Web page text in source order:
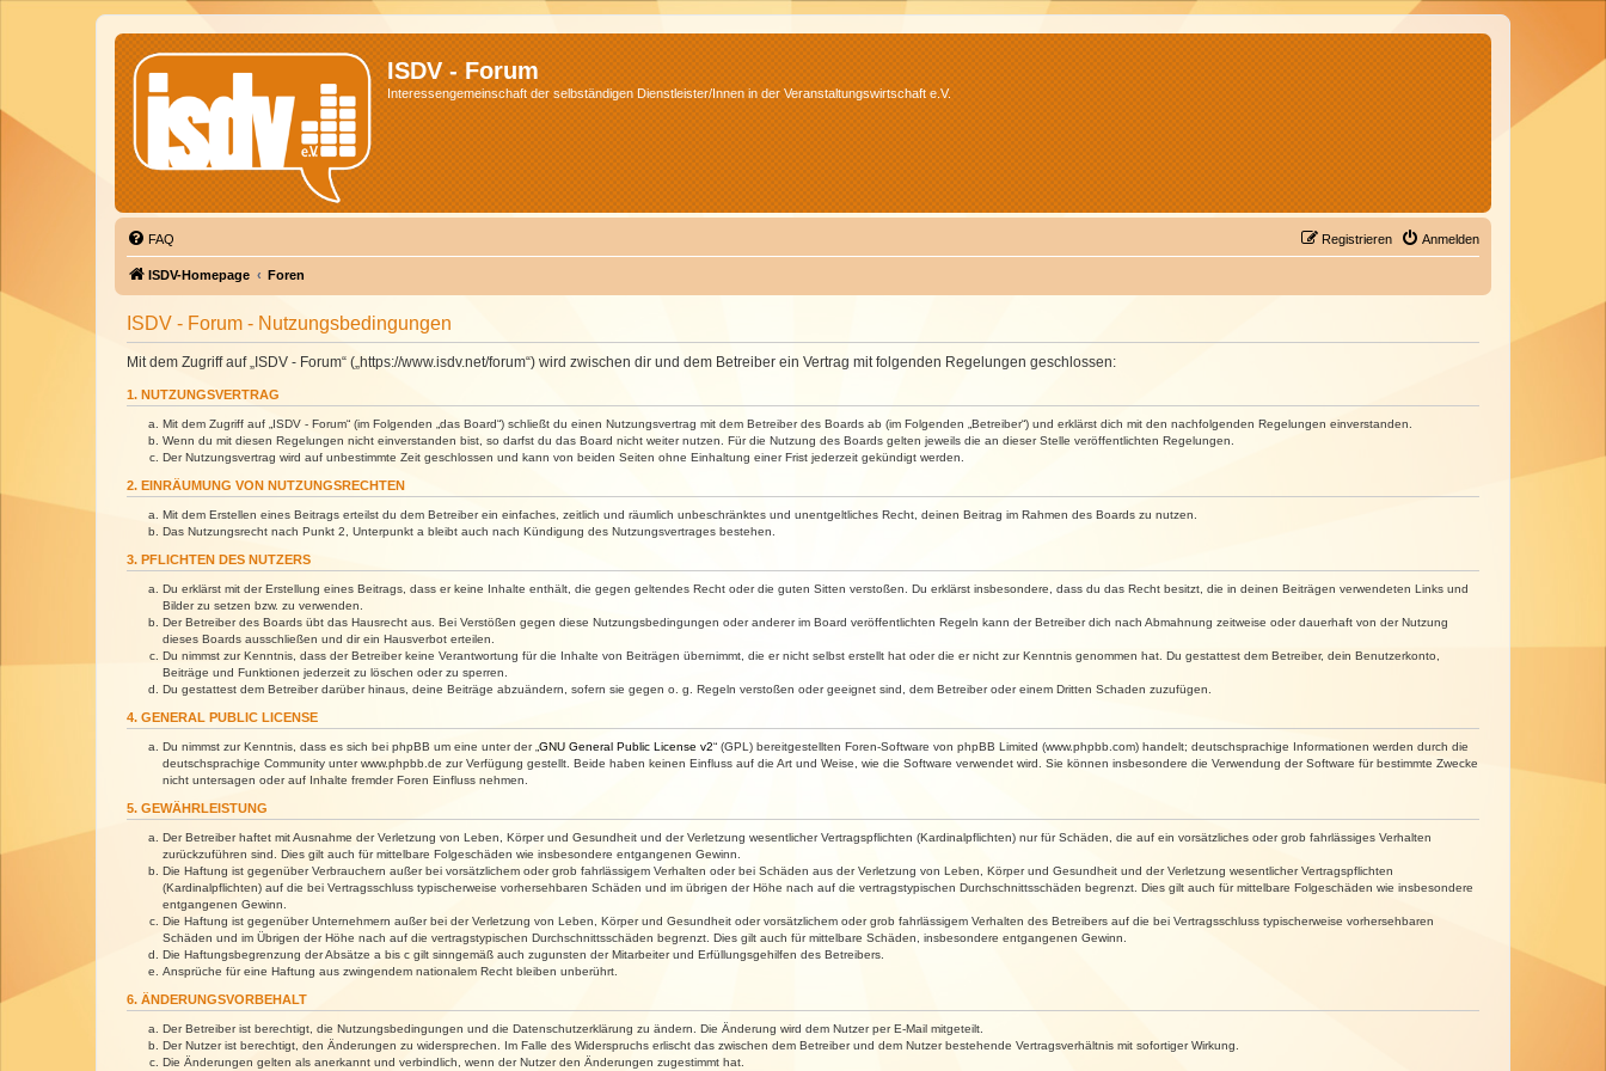
ISDV - Forum
Interessengemeinschaft der selbständigen Dienstleister/Innen in der Veranstaltungswirtschaft e.V.
FAQ Anmelden
Registrieren
ISDV-Homepage Foren
ISDV - Forum - Nutzungsbedingungen
Mit dem Zugriff auf „ISDV - Forum“ („https://www.isdv.net/forum“) wird zwischen dir und dem Betreiber ein Vertrag mit folgenden Regelungen geschlossen:
1. NUTZUNGSVERTRAG
Mit dem Zugriff auf „ISDV - Forum“ (im Folgenden „das Board“) schließt du einen Nutzungsvertrag mit dem Betreiber des Boards ab (im Folgenden „Betreiber“) und erklärst dich mit den nachfolgenden Regelungen einverstanden.
Wenn du mit diesen Regelungen nicht einverstanden bist, so darfst du das Board nicht weiter nutzen. Für die Nutzung des Boards gelten jeweils die an dieser Stelle veröffentlichten Regelungen.
Der Nutzungsvertrag wird auf unbestimmte Zeit geschlossen und kann von beiden Seiten ohne Einhaltung einer Frist jederzeit gekündigt werden.
2. EINRÄUMUNG VON NUTZUNGSRECHTEN
Mit dem Erstellen eines Beitrags erteilst du dem Betreiber ein einfaches, zeitlich und räumlich unbeschränktes und unentgeltliches Recht, deinen Beitrag im Rahmen des Boards zu nutzen.
Das Nutzungsrecht nach Punkt 2, Unterpunkt a bleibt auch nach Kündigung des Nutzungsvertrages bestehen.
3. PFLICHTEN DES NUTZERS
Du erklärst mit der Erstellung eines Beitrags, dass er keine Inhalte enthält, die gegen geltendes Recht oder die guten Sitten verstoßen. Du erklärst insbesondere, dass du das Recht besitzt, die in deinen Beiträgen verwendeten Links und
Bilder zu setzen bzw. zu verwenden.
Der Betreiber des Boards übt das Hausrecht aus. Bei Verstößen gegen diese Nutzungsbedingungen oder anderer im Board veröffentlichten Regeln kann der Betreiber dich nach Abmahnung zeitweise oder dauerhaft von der Nutzung
dieses Boards ausschließen und dir ein Hausverbot erteilen.
Du nimmst zur Kenntnis, dass der Betreiber keine Verantwortung für die Inhalte von Beiträgen übernimmt, die er nicht selbst erstellt hat oder die er nicht zur Kenntnis genommen hat. Du gestattest dem Betreiber, dein Benutzerkonto,
Beiträge und Funktionen jederzeit zu löschen oder zu sperren.
Du gestattest dem Betreiber darüber hinaus, deine Beiträge abzuändern, sofern sie gegen o. g. Regeln verstoßen oder geeignet sind, dem Betreiber oder einem Dritten Schaden zuzufügen.
4. GENERAL PUBLIC LICENSE
Du nimmst zur Kenntnis, dass es sich bei phpBB um eine unter der „ GNU General Public License v2“ (GPL) bereitgestellten Foren-Software von phpBB Limited (www.phpbb.com) handelt; deutschsprachige Informationen werden durch die
deutschsprachige Community unter www.phpbb.de zur Verfügung gestellt. Beide haben keinen Einfluss auf die Art und Weise, wie die Software verwendet wird. Sie können insbesondere die Verwendung der Software für bestimmte Zwecke
nicht untersagen oder auf Inhalte fremder Foren Einfluss nehmen.
5. GEWÄHRLEISTUNG
Der Betreiber haftet mit Ausnahme der Verletzung von Leben, Körper und Gesundheit und der Verletzung wesentlicher Vertragspflichten (Kardinalpflichten) nur für Schäden, die auf ein vorsätzliches oder grob fahrlässiges Verhalten
zurückzuführen sind. Dies gilt auch für mittelbare Folgeschäden wie insbesondere entgangenen Gewinn.
Die Haftung ist gegenüber Verbrauchern außer bei vorsätzlichem oder grob fahrlässigem Verhalten oder bei Schäden aus der Verletzung von Leben, Körper und Gesundheit und der Verletzung wesentlicher Vertragspflichten
(Kardinalpflichten) auf die bei Vertragsschluss typischerweise vorhersehbaren Schäden und im übrigen der Höhe nach auf die vertragstypischen Durchschnittsschäden begrenzt. Dies gilt auch für mittelbare Folgeschäden wie insbesondere
entgangenen Gewinn.
Die Haftung ist gegenüber Unternehmern außer bei der Verletzung von Leben, Körper und Gesundheit oder vorsätzlichem oder grob fahrlässigem Verhalten des Betreibers auf die bei Vertragsschluss typischerweise vorhersehbaren
Schäden und im Übrigen der Höhe nach auf die vertragstypischen Durchschnittsschäden begrenzt. Dies gilt auch für mittelbare Schäden, insbesondere entgangenen Gewinn.
Die Haftungsbegrenzung der Absätze a bis c gilt sinngemäß auch zugunsten der Mitarbeiter und Erfüllungsgehilfen des Betreibers.
Ansprüche für eine Haftung aus zwingendem nationalem Recht bleiben unberührt.
6. ÄNDERUNGSVORBEHALT
Der Betreiber ist berechtigt, die Nutzungsbedingungen und die Datenschutzerklärung zu ändern. Die Änderung wird dem Nutzer per E-Mail mitgeteilt.
Der Nutzer ist berechtigt, den Änderungen zu widersprechen. Im Falle des Widerspruchs erlischt das zwischen dem Betreiber und dem Nutzer bestehende Vertragsverhältnis mit sofortiger Wirkung.
Die Änderungen gelten als anerkannt und verbindlich, wenn der Nutzer den Änderungen zugestimmt hat.